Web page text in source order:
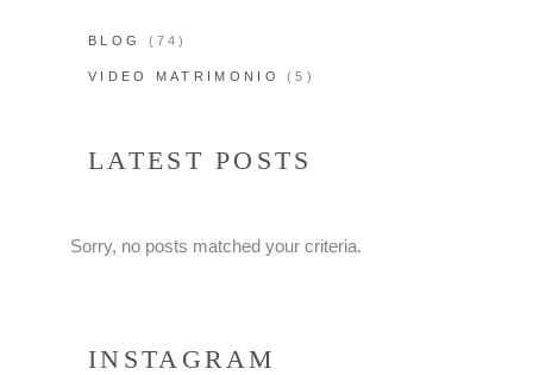
BLOG (74)
VIDEO MATRIMONIO (5)
LATEST POSTS
Sorry, no posts matched your criteria.
INSTAGRAM